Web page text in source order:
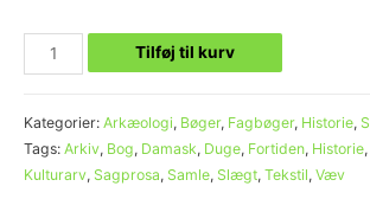
Tilføj til kurv
Kategorier: Arkæologi, Bøger, Fagbøger, Historie,
Tags: Arkiv, Bog, Damask, Duge, Fortiden, Historie,
Kulturarv, Sagprosa, Samle, Slægt, Tekstil, Væv